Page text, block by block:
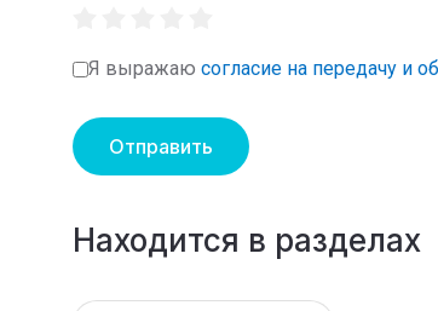
Я выражаю согласие на передачу и
Отправить
Находится в разделах